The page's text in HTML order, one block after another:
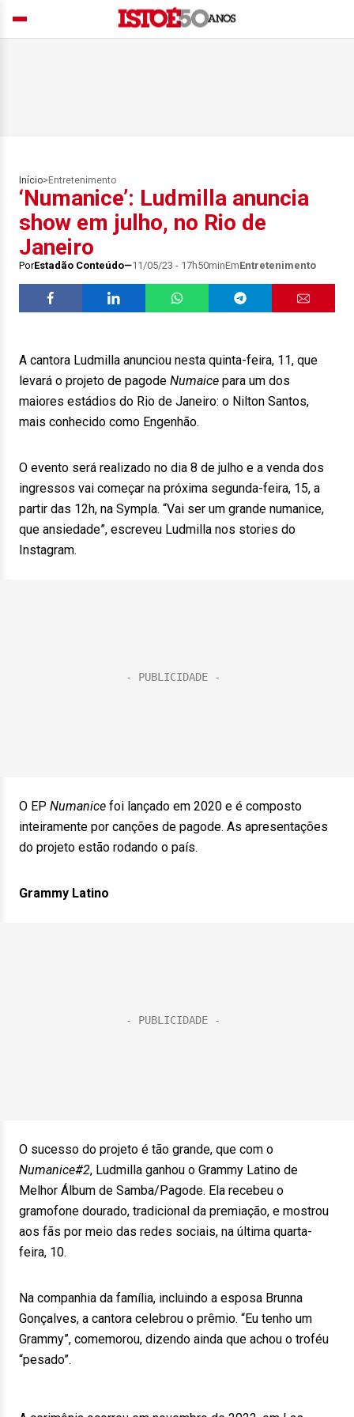
Início> Entretenimento
‘Numanice’: Ludmilla anuncia
show em julho, no Rio de
Janeiro
PorEstadão Conteúdo 11/05/23 - 17h50minEmEntretenimento
A cantora Ludmilla anunciou nesta quinta-feira, 11, que
levará o projeto de pagode Numaice para um dos
maiores estádios do Rio de Janeiro: o Nilton Santos,
mais conhecido como Engenhão.
O evento será realizado no dia 8 de julho e a venda dos
ingressos vai começar na próxima segunda-feira, 15, a
partir das 12h, na Sympla. “Vai ser um grande numanice,
que ansiedade”, escreveu Ludmilla nos stories do
Instagram.
O EP Numanice foi lançado em 2020 e é composto
inteiramente por canções de pagode. As apresentações
do projeto estão rodando o país.
Grammy Latino
O sucesso do projeto é tão grande, que com o
Numanice#2, Ludmilla ganhou o Grammy Latino de
Melhor Álbum de Samba/Pagode. Ela recebeu o
gramofone dourado, tradicional da premiação, e mostrou
aos fãs por meio das redes sociais, na última quarta-
feira, 10.
Na companhia da família, incluindo a esposa Brunna
Gonçalves, a cantora celebrou o prêmio. “Eu tenho um
Grammy”, comemorou, dizendo ainda que achou o troféu
“pesado”.